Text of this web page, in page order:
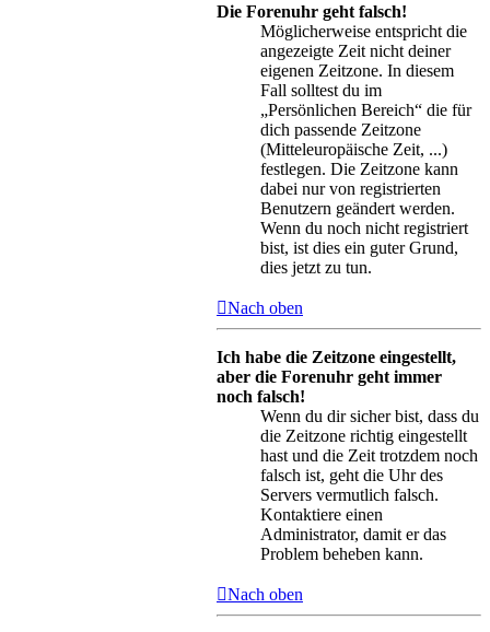
Die Forenuhr geht falsch!
Möglicherweise entspricht die
angezeigte Zeit nicht deiner
eigenen Zeitzone. In diesem
Fall solltest du im
„Persönlichen Bereich“ die für
dich passende Zeitzone
(Mitteleuropäische Zeit, ...)
festlegen. Die Zeitzone kann
dabei nur von registrierten
Benutzern geändert werden.
Wenn du noch nicht registriert
bist, ist dies ein guter Grund,
dies jetzt zu tun.
Nach oben
Ich habe die Zeitzone eingestellt,
aber die Forenuhr geht immer
noch falsch!
Wenn du dir sicher bist, dass du
die Zeitzone richtig eingestellt
hast und die Zeit trotzdem noch
falsch ist, geht die Uhr des
Servers vermutlich falsch.
Kontaktiere einen
Administrator, damit er das
Problem beheben kann.
Nach oben